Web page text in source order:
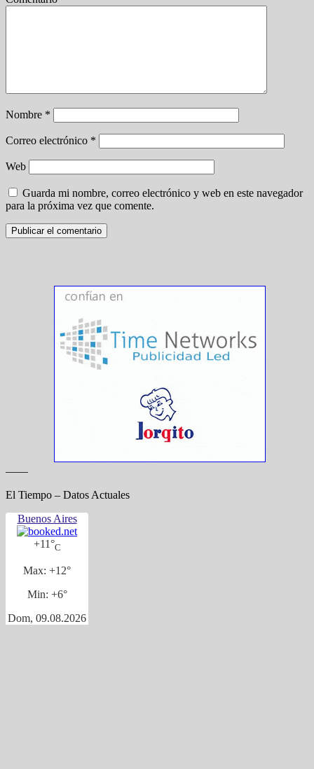
Nombre *
Correo electrónico *
Web
Guarda mi nombre, correo electrónico y web en este navegador
para la próxima vez que comente.
——
El Tiempo – Datos Actuales
Buenos Aires
+11°C
Max: +12°
Min: +6°
Dom, 09.08.2026